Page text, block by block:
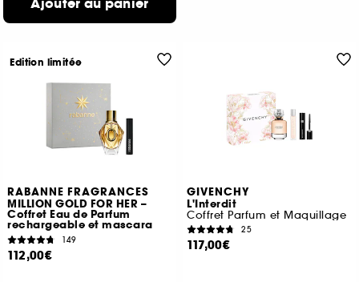
RABANNE FRAGRANCES
MILLION GOLD FOR HER –
Coffret Eau de Parfum
rechargeable et mascara
149
112,00€
Edition limitée
GIVENCHY
L'Interdit
Coffret Parfum et Maquillage
25
117,00€